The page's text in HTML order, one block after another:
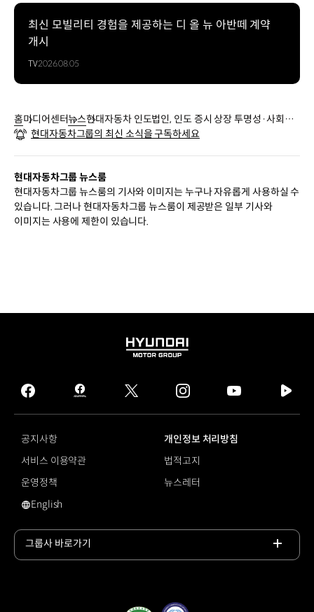
최신 모빌리티 경험을 제공하는 디 올 뉴 아반떼 계약
개시
TV2026.08.05
홈미디어센터뉴스현대자동차 인도법인, 인도 증시 상장 투명성·사회공
헌 강화 앞장선다
현대자동차그룹의 최신 소식을 구독하세요
현대자동차그룹 뉴스룸
현대자동차그룹 뉴스룸의 기사와 이미지는 누구나 자유롭게 사용하실 수
있습니다. 그러나 현대자동차그룹 뉴스룸이 제공받은 일부 기사와
이미지는 사용에 제한이 있습니다.
HYUNDAI
GROUP
facebook
hmg
journal
twitter instagram
tv
공지사항
개인정보 처리방침
서비스 이용약관
법적고지
운영정책
뉴스레터
영문 사이트로 이동
English
그룹사 바로가기